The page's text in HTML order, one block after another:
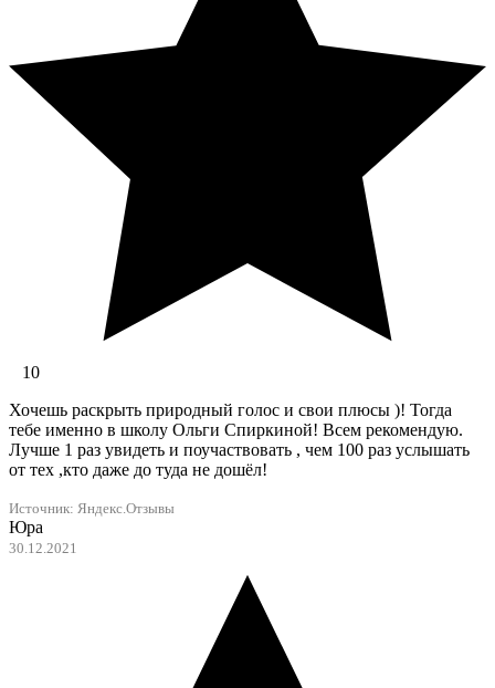
10
Хочешь раскрыть природный голос и свои плюсы )! Тогда
тебе именно в школу Ольги Спиркиной! Всем рекомендую.
Лучше 1 раз увидеть и поучаствовать , чем 100 раз услышать
от тех ,кто даже до туда не дошёл!
Источник: Яндекс.Отзывы
Юра
30.12.2021